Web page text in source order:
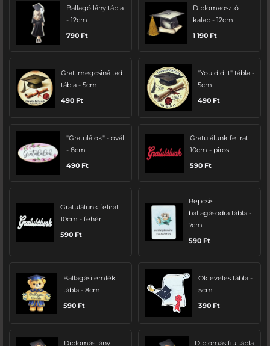
Ballagó lány tábla
- 12cm
790 Ft
Diplomaosztó
kalap - 12cm
1 190 Ft
Grat. megcsináltad
tábla - 5cm
490 Ft
"You did it" tábla -
5cm
490 Ft
"Gratulálok" - ovál
- 8cm
490 Ft
Gratulálunk felirat
10cm - piros
590 Ft
Gratulálunk felirat
10cm - fehér
590 Ft
Repcsis
ballagásodra tábla -
7cm
590 Ft
Ballagási emlék
tábla - 8cm
590 Ft
Okleveles tábla -
5cm
390 Ft
Diplomás lány Diplomás fiú tábla